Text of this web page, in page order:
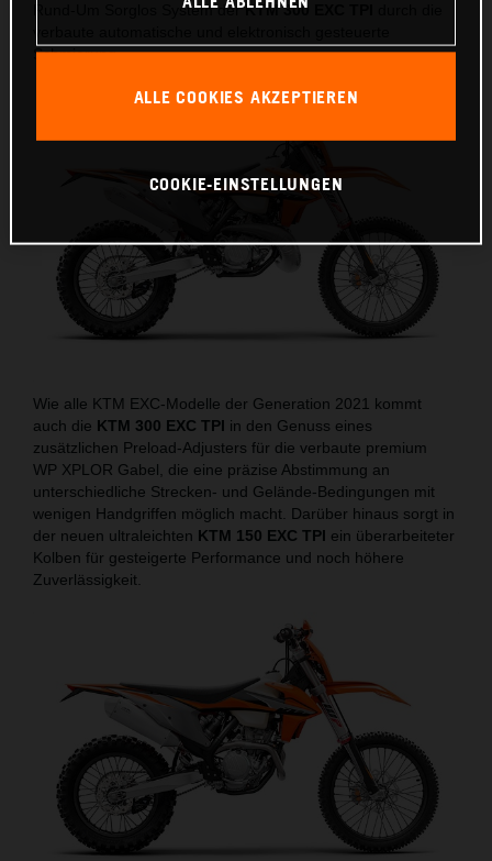
Rund-Um Sorglos System derKTM 300 EXC TPI
Schmierung.
Wie alle KTM EXC-Modelle der Generation 2021 kommt
auch die KTM 300 EXC TPI in den Genuss eines
zusätzlichen Preload-Adjusters für die verbaute premium
WP XPLOR Gabel, die eine präzise Abstimmung an
unterschiedliche Strecken- und Gelände-Bedingungen mit
wenigen Handgriffen möglich macht. Darüber hinaus sorgt in
der neuen ultraleichten KTM 150 EXC TPI ein überarbeiteter
Kolben für gesteigerte Performance und noch höhere
Zuverlässigkeit.
ALLE COOKIES AKZEPTIEREN
COOKIE-EINSTELLUNGEN